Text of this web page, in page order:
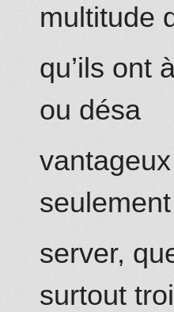
multitude
qu’ils ont
ou désa
server,
surtout